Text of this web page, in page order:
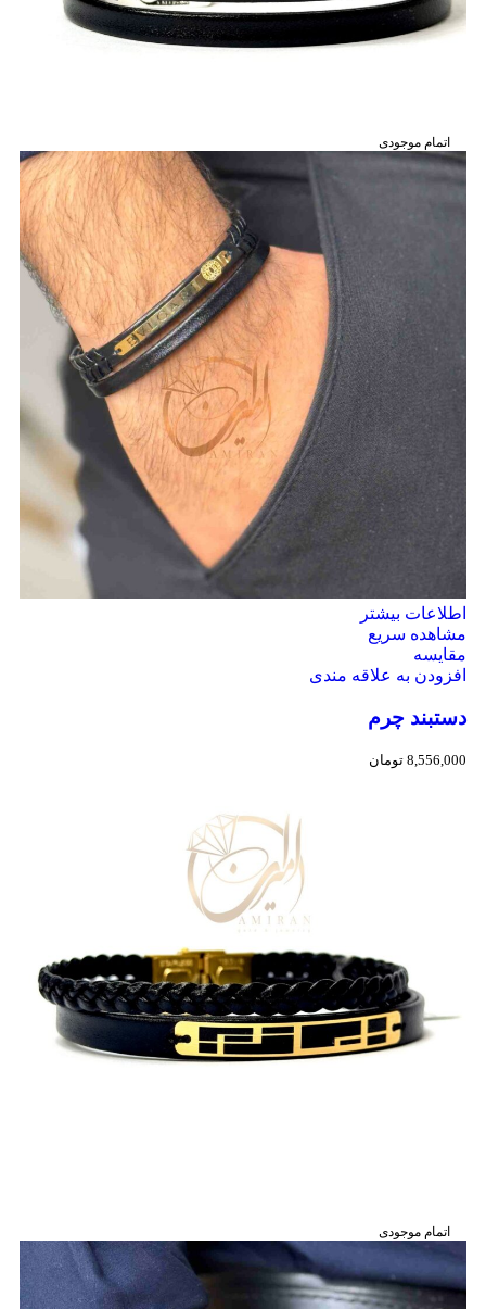
اتمام موجودی
اطلاعات بیشتر
مشاهده سریع
مقایسه
افزودن به علاقه مندی
دستبند چرم
8,556,000 تومان
اتمام موجودی